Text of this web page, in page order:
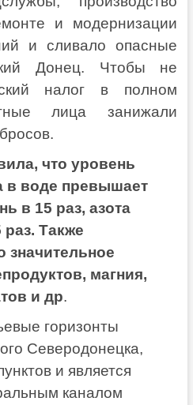
и модернизации
и сливало опасные
Донец. Чтобы не
налог в полном
лица занижали
что уровень
в воде превышает
в 15 раз, азота
Также
значительное
магния,
и др.
горизонты
Северодонецка,
и является
каналом